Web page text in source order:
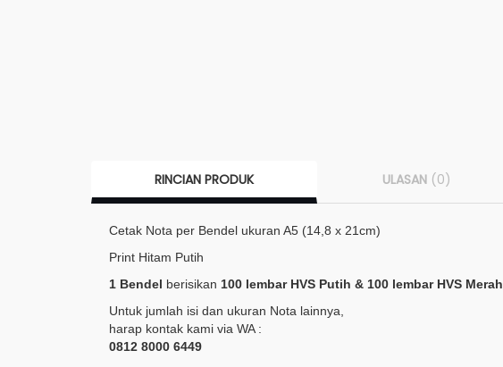
RINCIAN PRODUK ULASAN (0)
Cetak Nota per Bendel ukuran A5 (14,8 x 21cm)
Print Hitam Putih
1 Bendel berisikan 100 lembar HVS Putih & 100 lembar HVS Merah
Untuk jumlah isi dan ukuran Nota lainnya,
harap kontak kami via WA :
0812 8000 6449